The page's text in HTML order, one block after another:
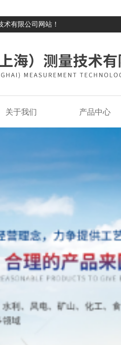
有限公司网站！
关于我们 产品中心